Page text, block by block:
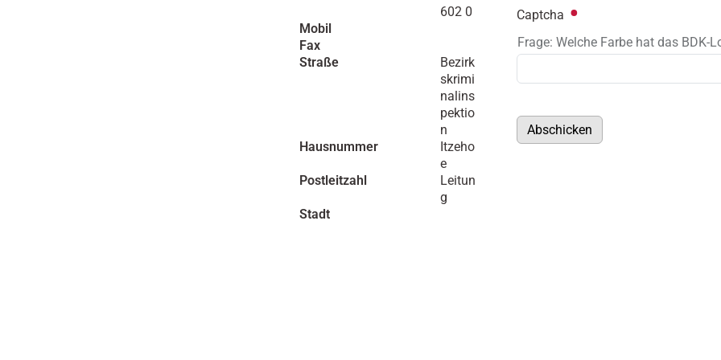
602 0
Mobil
Fax
Straße
Bezirk
skrimi
nalins
pektio
n
Hausnummer
Itzeho
e
Postleitzahl
Leitun
g
Stadt
Captcha
Frage: Welche Farbe hat das BDK-
Abschicken